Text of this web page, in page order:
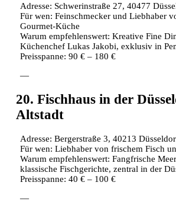
Adresse: Schwerinstraße 27, 40477
Für wen: Feinschmecker und Liebhaber
Gourmet-Küche
Warum empfehlenswert: Kreative Fine
Küchenchef Lukas Jakobi, exklusiv in
Preisspanne: 90 € – 180 €
—
20. Fischhaus in der
Altstadt
Adresse: Bergerstraße 3, 40213
Für wen: Liebhaber von frischem Fisch
Warum empfehlenswert: Fangfrische
klassische Fischgerichte, zentral in der
Preisspanne: 40 € – 100 €
—